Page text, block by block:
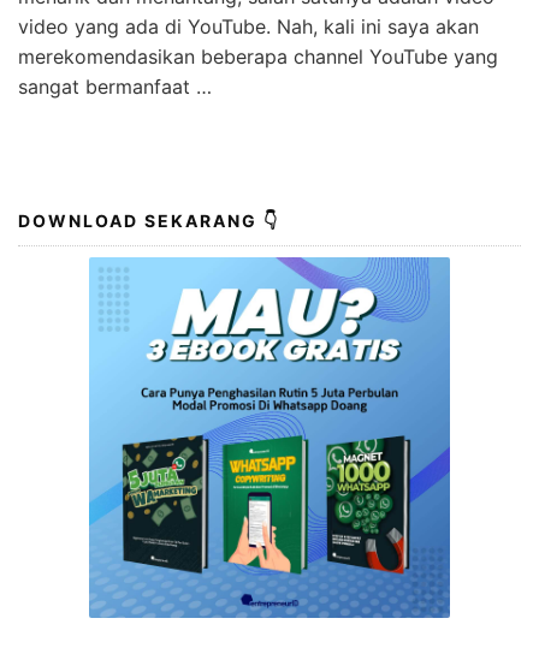
video yang ada di YouTube. Nah, kali ini saya akan
merekomendasikan beberapa channel YouTube yang
sangat bermanfaat …
DOWNLOAD SEKARANG 👇